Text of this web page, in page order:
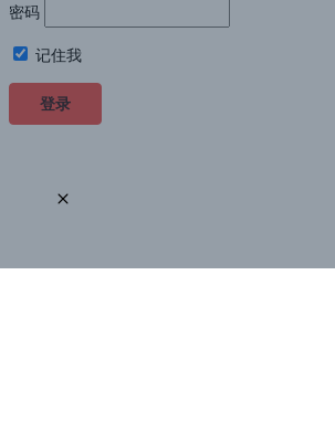
密码
记住我